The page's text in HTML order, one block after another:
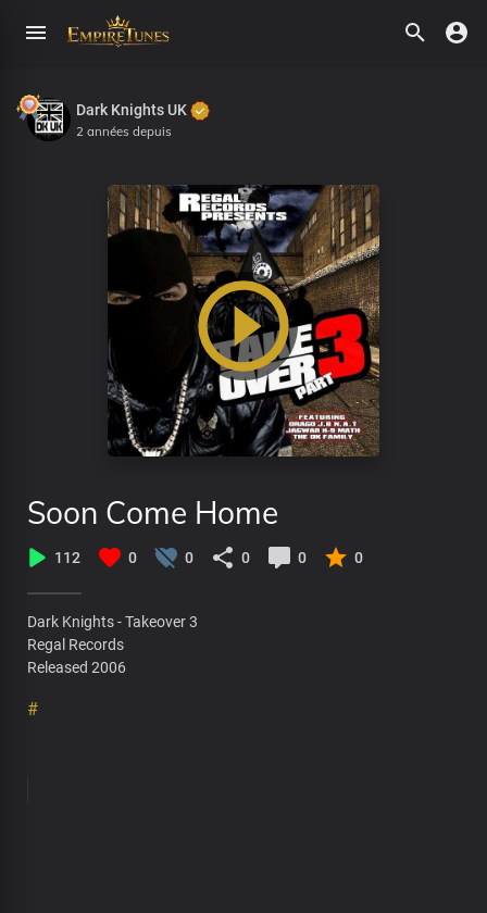
Dark Knights UK
2 années depuis
Soon Come Home
112 0 0 0 0 0
Dark Knights - Takeover 3
Regal Records
Released 2006
#